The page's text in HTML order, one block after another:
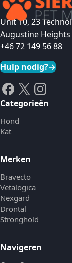
Unit 10, 23
Augustine Heights
+46 72 149 56 88
Hulp nodig?→
Categorieën
Hond
Kat
Merken
Bravecto
Vetalogica
Nexgard
Drontal
Stronghold
Navigeren